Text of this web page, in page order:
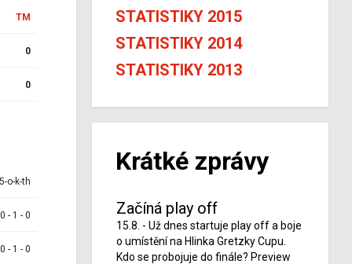
TM
0
0
o-k-th
- 1 - 0
- 1 - 0
STATISTIKY 2015
STATISTIKY 2014
STATISTIKY 2013
Krátké zprávy
Začíná play off
15.8. - Už dnes startuje play off a boje
o umístění na Hlinka Gretzky Cupu.
Kdo se probojuje do finále? Preview